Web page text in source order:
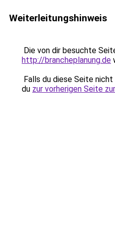
Weiterleitungshinweis
Die von dir besuchte
http://brancheplanung.de
Falls du diese Seite
du zur vorherigen Seite